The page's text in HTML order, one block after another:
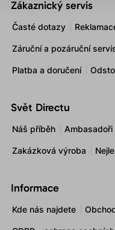
Zákaznický servis
Časté dotazy
Záruční a pozáruční
Platba a doručení
Svět Directu
Náš příběh Ambasadoři
Zakázková výroba
Informace
Kde nás najdete